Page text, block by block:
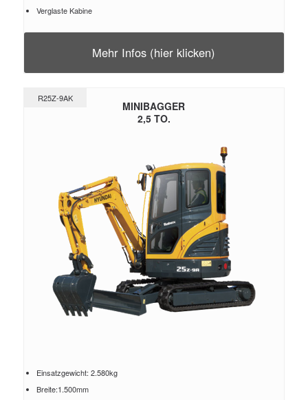
Verglaste Kabine
Mehr Infos (hier klicken)
R25Z-9AK
MINIBAGGER
2,5 TO.
Einsatzgewicht: 2.580kg
Breite:1.500mm